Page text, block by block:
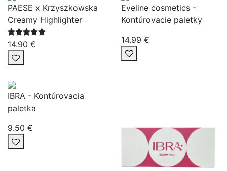
PAESE x Krzyszkowska
Creamy Highlighter
14.90 €
Eveline cosmetics -
Kontúrovacie paletky
14.99 €
IBRA - Kontúrovacia
paletka
9.50 €